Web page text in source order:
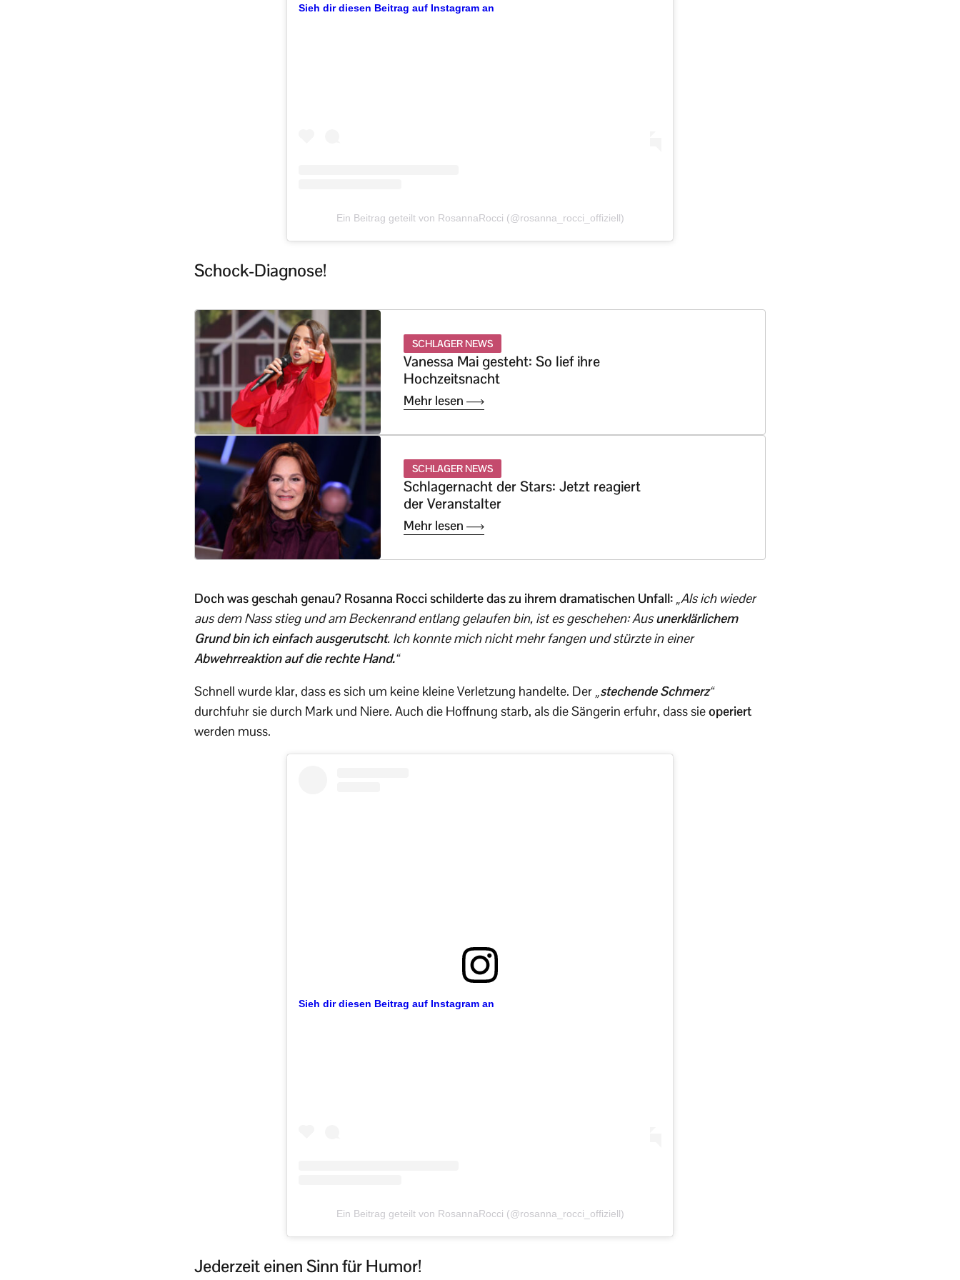
Sieh dir diesen Beitrag auf Instagram an
Ein Beitrag geteilt von RosannaRocci (@rosanna_rocci_offiziell)
Schock-Diagnose!
SCHLAGER NEWS
Vanessa Mai gesteht: So lief ihre
Hochzeitsnacht
Mehr lesen
SCHLAGER NEWS
Schlagernacht der Stars: Jetzt reagiert
der Veranstalter
Mehr lesen
Doch was geschah genau? Rosanna Rocci schilderte das zu ihrem dramatischen Unfall: „Als ich wieder
aus dem Nass stieg und am Beckenrand entlang gelaufen bin, ist es geschehen: Ausunerklärlichem
Grund bin ich einfach ausgerutscht. Ich konnte mich nicht mehr fangen und stürzte in einer
Abwehrreaktion auf die rechte Hand.“
Schnell wurde klar, dass es sich um keine kleine Verletzung handelte. Der „stechende Schmerz“
durchfuhr sie durch Mark und Niere. Auch die Hoffnung starb, als die Sängerin erfuhr, dass sieoperiert
werden muss.
Sieh dir diesen Beitrag auf Instagram an
Ein Beitrag geteilt von RosannaRocci (@rosanna_rocci_offiziell)
Jederzeit einen Sinn für Humor!